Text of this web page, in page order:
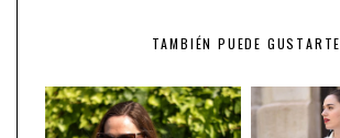
TAMBIÉN PUEDE GUSTARTE